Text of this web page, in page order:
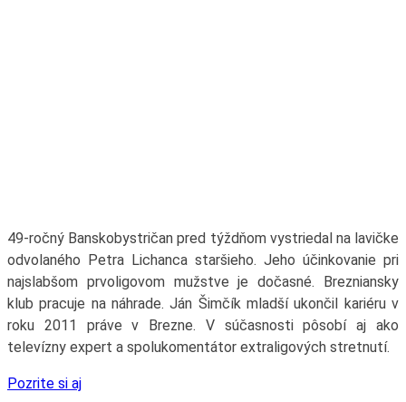
49-ročný Banskobystričan pred týždňom vystriedal na lavičke
odvolaného Petra Lichanca staršieho. Jeho účinkovanie pri
najslabšom prvoligovom mužstve je dočasné. Brezniansky
klub pracuje na náhrade. Ján Šimčík mladší ukončil kariéru v
roku 2011 práve v Brezne. V súčasnosti pôsobí aj ako
televízny expert a spolukomentátor extraligových stretnutí.
Pozrite si aj